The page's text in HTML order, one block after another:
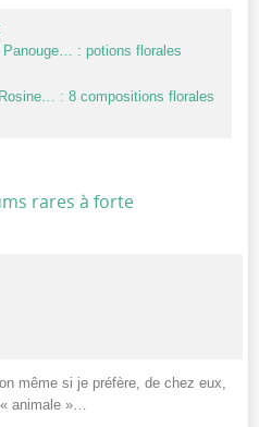
: potions florales
: 8 compositions florales
rares à forte
même si je préfère, de chez eux,
animale »…